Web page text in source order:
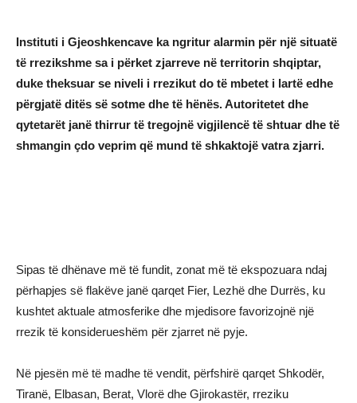
Instituti i Gjeoshkencave ka ngritur alarmin për një situatë
të rrezikshme sa i përket zjarreve në territorin shqiptar,
duke theksuar se niveli i rrezikut do të mbetet i lartë edhe
përgjatë ditës së sotme dhe të hënës. Autoritetet dhe
qytetarët janë thirrur të tregojnë vigjilencë të shtuar dhe të
shmangin çdo veprim që mund të shkaktojë vatra zjarri.
Sipas të dhënave më të fundit, zonat më të ekspozuara ndaj
përhapjes së flakëve janë qarqet Fier, Lezhë dhe Durrës, ku
kushtet aktuale atmosferike dhe mjedisore favorizojnë një
rrezik të konsiderueshëm për zjarret në pyje.
Në pjesën më të madhe të vendit, përfshirë qarqet Shkodër,
Tiranë, Elbasan, Berat, Vlorë dhe Gjirokastër, rreziku